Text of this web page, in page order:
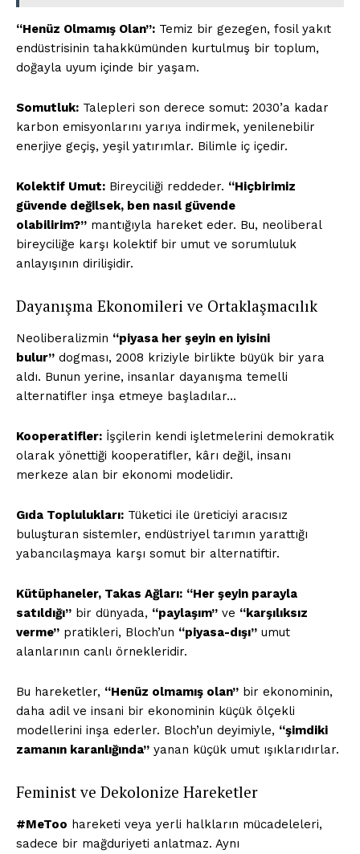
“Henüz Olmamış Olan”: Temiz bir gezegen, fosil yakıt
endüstrisinin tahakkümünden kurtulmuş bir toplum,
doğayla uyum içinde bir yaşam.
Somutluk: Talepleri son derece somut: 2030’a kadar
karbon emisyonlarını yarıya indirmek, yenilenebilir
enerjiye geçiş, yeşil yatırımlar. Bilimle iç içedir.
Kolektif Umut: Bireyciliği reddeder. “Hiçbirimiz
güvende değilsek, ben nasıl güvende
olabilirim?” mantığıyla hareket eder. Bu, neoliberal
bireyciliğe karşı kolektif bir umut ve sorumluluk
anlayışının dirilişidir.
Dayanışma Ekonomileri ve Ortaklaşmacılık
Neoliberalizmin “piyasa her şeyin en iyisini
bulur” dogması, 2008 kriziyle birlikte büyük bir yara
aldı. Bunun yerine, insanlar dayanışma temelli
alternatifler inşa etmeye başladılar…
Kooperatifler: İşçilerin kendi işletmelerini demokratik
olarak yönettiği kooperatifler, kârı değil, insanı
merkeze alan bir ekonomi modelidir.
Gıda Toplulukları: Tüketici ile üreticiyi aracısız
buluşturan sistemler, endüstriyel tarımın yarattığı
yabancılaşmaya karşı somut bir alternatiftir.
Kütüphaneler, Takas Ağları: “Her şeyin parayla
satıldığı” bir dünyada, “paylaşım” ve “karşılıksız
verme” pratikleri, Bloch’un “piyasa-dışı” umut
alanlarının canlı örnekleridir.
Bu hareketler, “Henüz olmamış olan” bir ekonominin,
daha adil ve insani bir ekonominin küçük ölçekli
modellerini inşa ederler. Bloch’un deyimiyle, “şimdiki
zamanın karanlığında” yanan küçük umut ışıklarıdırlar.
Feminist ve Dekolonize Hareketler
#MeToo hareketi veya yerli halkların mücadeleleri,
sadece bir mağduriyeti anlatmaz. Aynı